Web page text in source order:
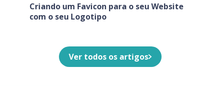
Criando um Favicon para o seu Website
com o seu Logotipo
Ver todos os artigos